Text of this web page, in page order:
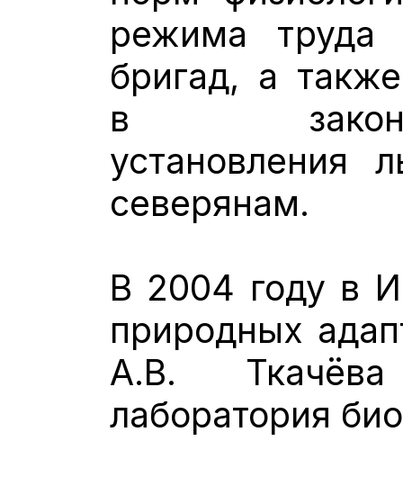
режима труда
бригад, а
в
установления
северянам.
В 2004 году в
природных
А.В.
лаборатория